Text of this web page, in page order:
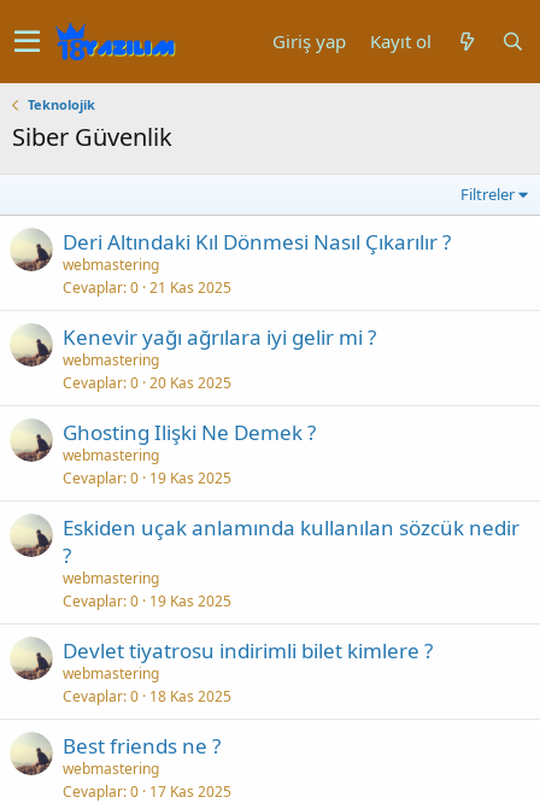
Giriş yap Kayıt ol
Teknolojik
Siber Güvenlik
Filtreler
Deri Altındaki Kıl Dönmesi Nasıl Çıkarılır ?
webmastering
Cevaplar 0 21 Kas 2025
Kenevir yağı ağrılara iyi gelir mi ?
webmastering
Cevaplar 0 20 Kas 2025
Ghosting Ilişki Ne Demek ?
webmastering
Cevaplar 0 19 Kas 2025
Eskiden uçak anlamında kullanılan sözcük nedir
?
webmastering
Cevaplar 0 19 Kas 2025
Devlet tiyatrosu indirimli bilet kimlere ?
webmastering
Cevaplar 0 18 Kas 2025
Best friends ne ?
webmastering
Cevaplar 0 17 Kas 2025